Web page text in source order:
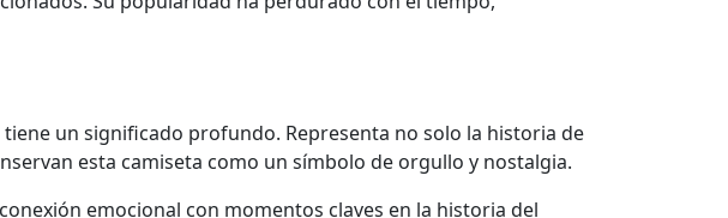
un significado profundo. Representa no solo la historia de
esta camiseta como un símbolo de orgullo y nostalgia.
emocional con momentos claves en la historia del